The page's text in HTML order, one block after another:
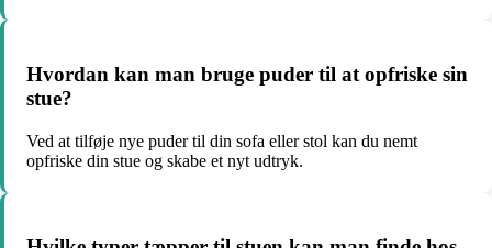
Hvordan kan man bruge puder til at opfriske sin
stue?
Ved at tilføje nye puder til din sofa eller stol kan du nemt
opfriske din stue og skabe et nyt udtryk.